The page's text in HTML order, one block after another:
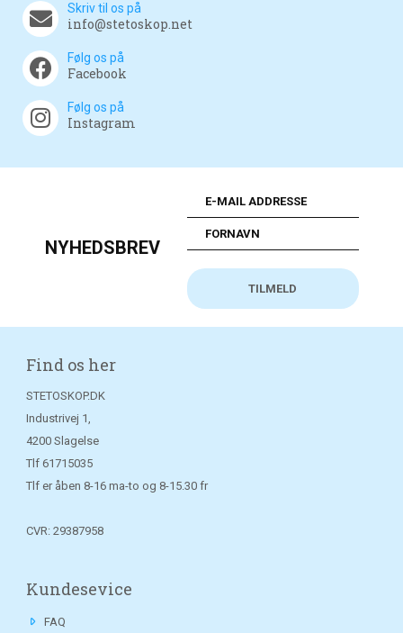
Skriv til os på
info@stetoskop.net
Følg os på
Facebook
Følg os på
Instagram
NYHEDSBREV
Find os her
STETOSKOP.DK
Industrivej 1,
4200 Slagelse
Tlf 61715035
Tlf er åben 8-16 ma-to og 8-15.30 fr
CVR: 29387958
Kundesevice
FAQ